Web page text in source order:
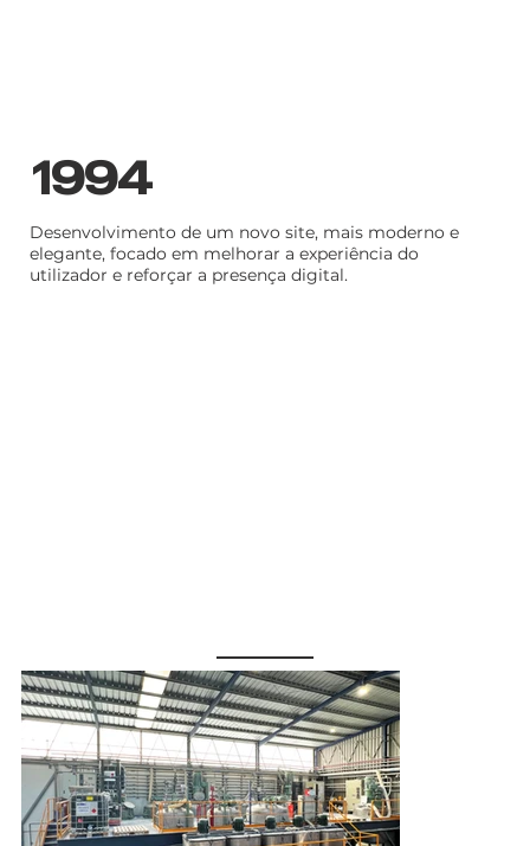
1994
Desenvolvimento de um novo site, mais moderno e
elegante, focado em melhorar a experiência do
utilizador e reforçar a presença digital.